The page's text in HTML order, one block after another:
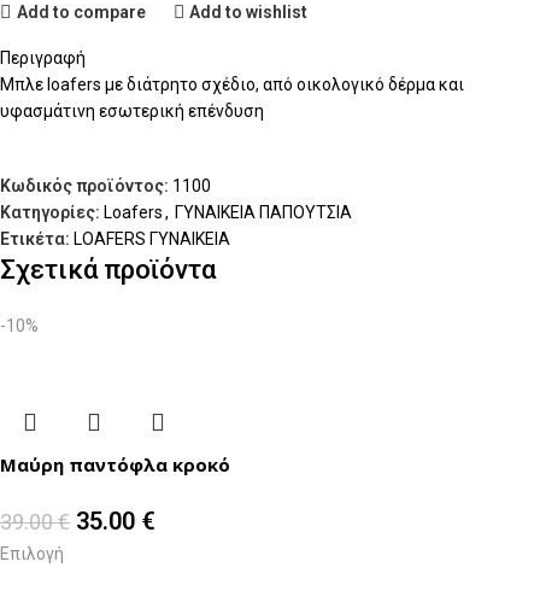
Add to compare Add to wishlist
Περιγραφή
Μπλε loafers με διάτρητο σχέδιο, από οικολογικό δέρμα και
υφασμάτινη εσωτερική επένδυση
Κωδικός προϊόντος: 1100
Κατηγορίες: Loafers, ΓΥΝΑΙΚΕΙΑ ΠΑΠΟΥΤΣΙΑ
Ετικέτα: LOAFERS ΓΥΝΑΙΚΕΙΑ
Σχετικά προϊόντα
-10%
Μαύρη παντόφλα κροκό
39.00€ 35.00 €
Επιλογή